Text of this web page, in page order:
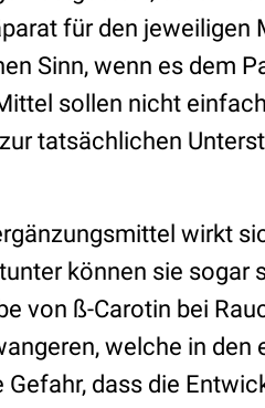
für den jeweiligen
Sinn, wenn es dem
sollen nicht
tatsächlichen
wirkt
können sie sogar
von ß-Carotin bei
welche in den
Gefahr, dass die